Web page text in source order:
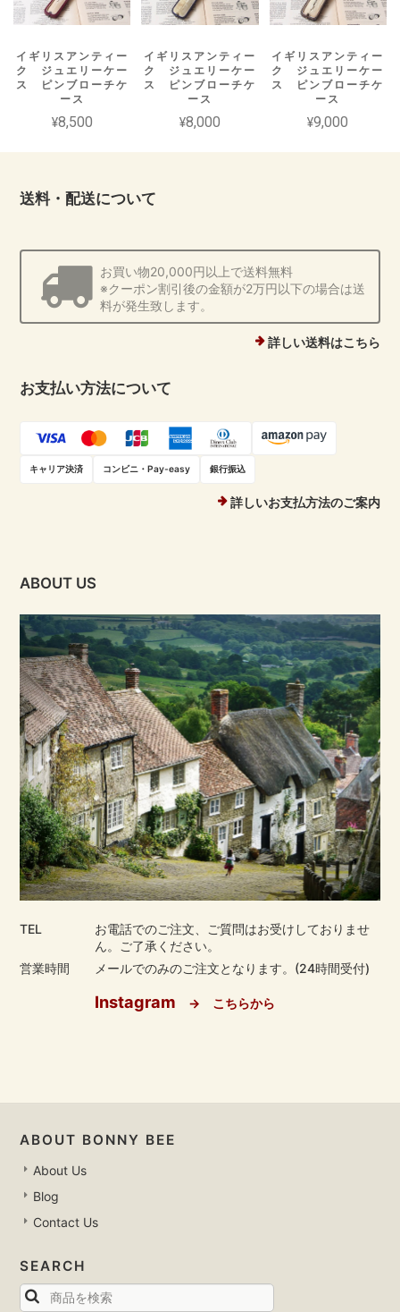
イギリスアンティー
ク ジュエリーケー
ス ピンブローチケ
ース
¥8,500
イギリスアンティー
ク ジュエリーケー
ス ピンブローチケ
ース
¥8,000
イギリスアンティー
ク ジュエリーケー
ス ピンブローチケ
ース
¥9,000
送料・配送について
お買い物20,000円以上で送料無料
※クーポン割引後の金額が2万円以下の場合は送
料が発生致します。
詳しい送料はこちら
お支払い方法について
キャリア決済 コンビニ・Pay-easy 銀行振込
詳しいお支払方法のご案内
ABOUT US
TEL
お電話でのご注文、ご質問はお受けしておりませ
ん。ご了承ください。
営業時間
メールでのみのご注文となります。(24時間受付)
Instagram → こちらから
ABOUT BONNY BEE
About Us
Blog
Contact Us
SEARCH